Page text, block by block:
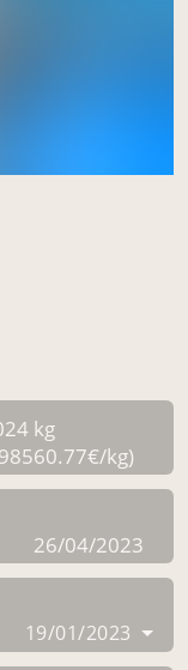
kg
kg)
26/04/2023
19/01/2023